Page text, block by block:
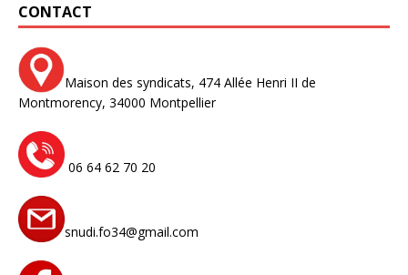
CONTACT
Maison des syndicats, 474 Allée Henri II de
Montmorency, 34000 Montpellier
06 64 62 70 20
snudi.fo34@gmail.com